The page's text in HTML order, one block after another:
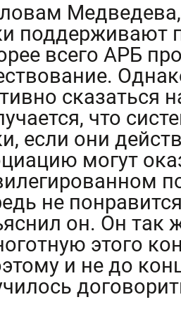
поддерживают
всего АРБ
сказаться
что
если они
могут
не
он. Он так
этого
и не до